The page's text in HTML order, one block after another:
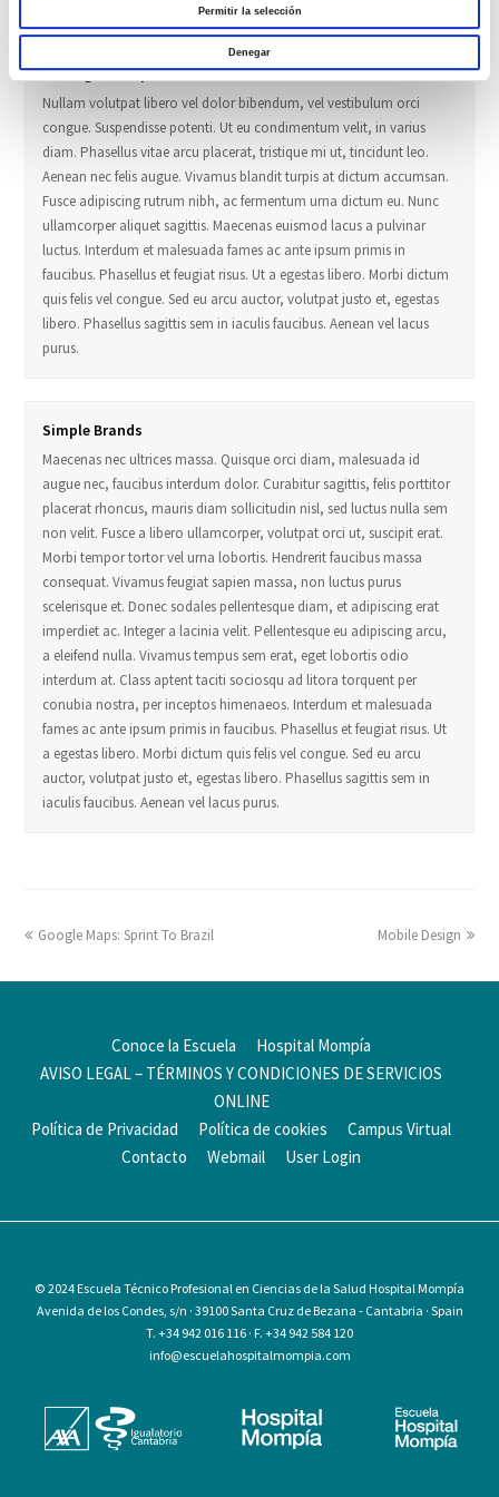
Permitir la selección
Denegar
Making Mockups
Nullam volutpat libero vel dolor bibendum, vel vestibulum orci
congue. Suspendisse potenti. Ut eu condimentum velit, in varius
diam. Phasellus vitae arcu placerat, tristique mi ut, tincidunt leo.
Aenean nec felis augue. Vivamus blandit turpis at dictum accumsan.
Fusce adipiscing rutrum nibh, ac fermentum urna dictum eu. Nunc
ullamcorper aliquet sagittis. Maecenas euismod lacus a pulvinar
luctus. Interdum et malesuada fames ac ante ipsum primis in
faucibus. Phasellus et feugiat risus. Ut a egestas libero. Morbi dictum
quis felis vel congue. Sed eu arcu auctor, volutpat justo et, egestas
libero. Phasellus sagittis sem in iaculis faucibus. Aenean vel lacus
purus.
Simple Brands
Maecenas nec ultrices massa. Quisque orci diam, malesuada id
augue nec, faucibus interdum dolor. Curabitur sagittis, felis porttitor
placerat rhoncus, mauris diam sollicitudin nisl, sed luctus nulla sem
non velit. Fusce a libero ullamcorper, volutpat orci ut, suscipit erat.
Morbi tempor tortor vel urna lobortis. Hendrerit faucibus massa
consequat. Vivamus feugiat sapien massa, non luctus purus
scelerisque et. Donec sodales pellentesque diam, et adipiscing erat
imperdiet ac. Integer a lacinia velit. Pellentesque eu adipiscing arcu,
a eleifend nulla. Vivamus tempus sem erat, eget lobortis odio
interdum at. Class aptent taciti sociosqu ad litora torquent per
conubia nostra, per inceptos himenaeos. Interdum et malesuada
fames ac ante ipsum primis in faucibus. Phasellus et feugiat risus. Ut
a egestas libero. Morbi dictum quis felis vel congue. Sed eu arcu
auctor, volutpat justo et, egestas libero. Phasellus sagittis sem in
iaculis faucibus. Aenean vel lacus purus.
Google Maps: Sprint To Brazil Mobile Design
Conoce la Escuela
Hospital Mompía
AVISO LEGAL – TÉRMINOS Y CONDICIONES DE SERVICIOS
ONLINE
Política de Privacidad
Política de cookies
Campus Virtual
Contacto
Webmail User Login
© 2024 Escuela Técnico Profesional en Ciencias de la Salud Hospital Mompía
Avenida de los Condes, s/n · 39100 Santa Cruz de Bezana - Cantabria · Spain
T. +34 942 016 116 · F. +34 942 584 120
info@escuelahospitalmompia.com